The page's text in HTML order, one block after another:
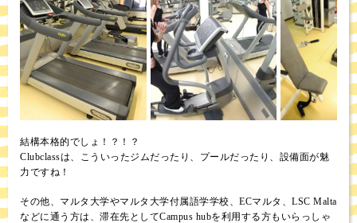
結構本格的でしょ！？！？
Clubclassは、こういったジムだったり、プールだったり、設備面が魅
力ですね！
その他、マルタ大学やマルタ大学付属語学学校、ECマルタ、LSC Malta
などに通う方は、滞在先としてCampus hubを利用する方もいらっしゃ